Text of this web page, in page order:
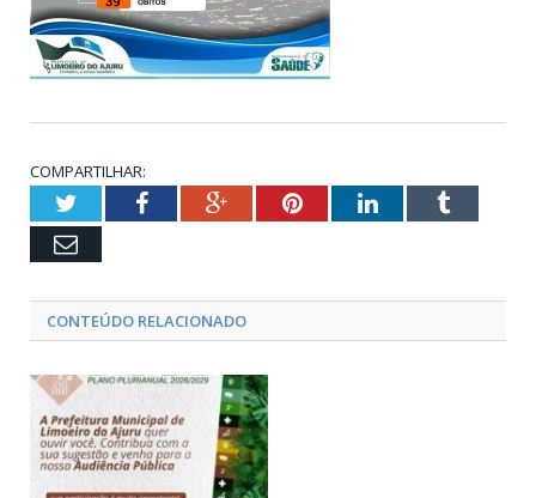
COMPARTILHAR:
TwitterFacebookGoogle+PinterestLinkedInTumblr
Email
CONTEÚDO RELACIONADO